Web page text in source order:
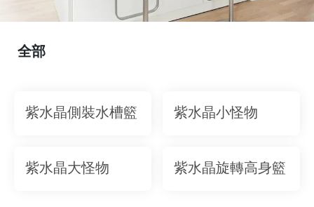
紫水晶側裝水槽籃 紫水晶小怪物
紫水晶大怪物 紫水晶旋轉高身籃
全部